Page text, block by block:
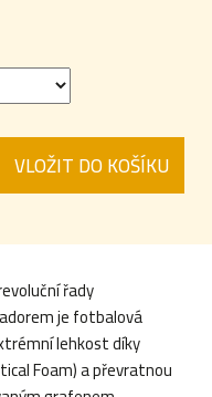
VLOŽIT DO KOŠÍKU
řady
je fotbalová
lehkost díky
Foam) a převratnou